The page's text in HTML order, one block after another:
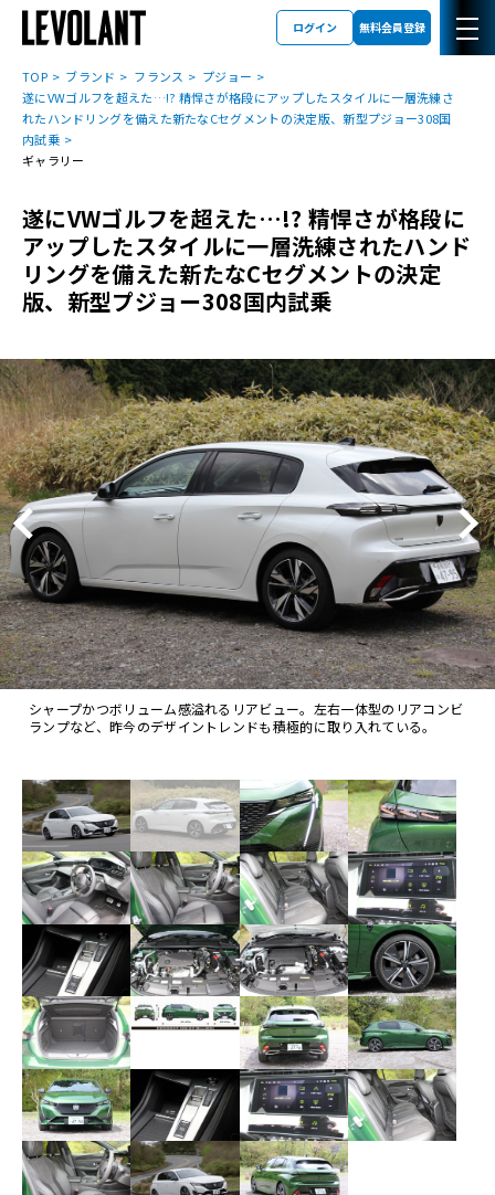
ログイン 無料会員登録
TOP ブランド フランス
プジョー
遂にVWゴルフを超えた…!? 精悍さが格段にアップしたスタイルに一層洗練さ
れたハンドリングを備えた新たなCセグメントの決定版、新型プジョー308国
内試乗
ギャラリー
遂にVWゴルフを超えた…!? 精悍さが格段に
アップしたスタイルに一層洗練されたハンド
リングを備えた新たなCセグメントの決定
版、新型プジョー308国内試乗
シャープかつボリューム感溢れるリアビュー。左右一体型のリアコンビ
ランプなど、昨今のデザイントレンドも積極的に取り入れている。